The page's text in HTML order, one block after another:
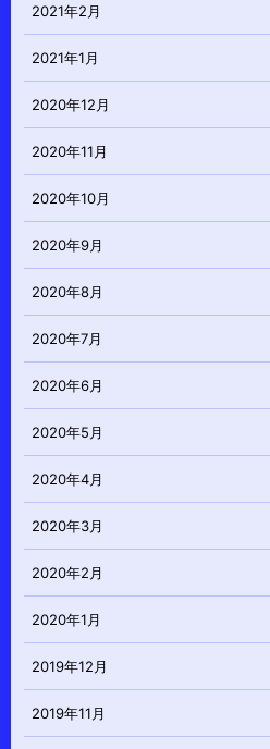
2021年2月
2021年1月
2020年12月
2020年11月
2020年10月
2020年9月
2020年8月
2020年7月
2020年6月
2020年5月
2020年4月
2020年3月
2020年2月
2020年1月
2019年12月
2019年11月